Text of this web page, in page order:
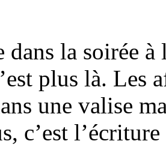
dans la soirée
plus là. Les
une valise
c’est